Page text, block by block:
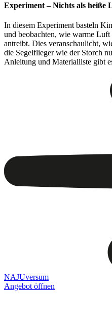
Experiment – Nichts als heiße
In diesem Experiment basteln
und beobachten, wie warme
antreibt. Dies veranschaulicht,
die Segelflieger wie der Storch
Anleitung und Materialliste gibt
NAJUversum
Angebot öffnen